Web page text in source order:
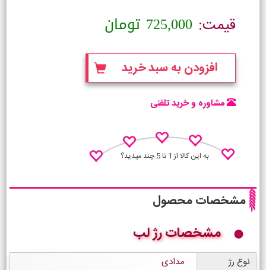
قیمت: 725,000 تومان
افزودن به سبد خرید
مشاوره و خرید تلفنی
به این کالا از 1 تا 5 چند میدید؟
نظـر منو اعلام کن
مشخصات محصول
مشخصات رژ لب
نوع رژ
مدادی